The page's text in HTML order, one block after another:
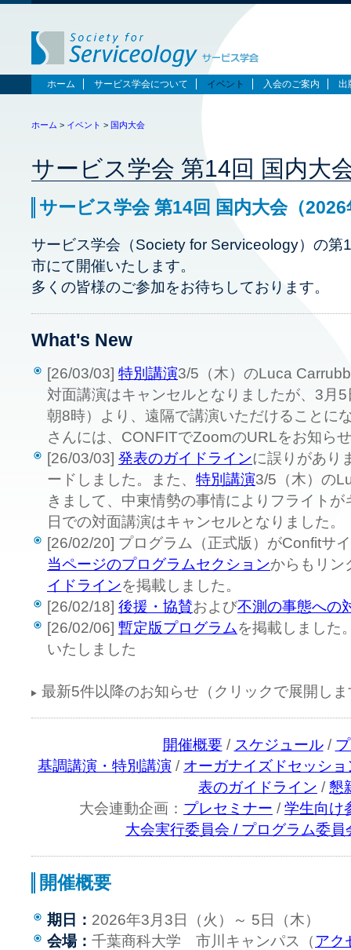
ホーム サービス学会について イベント 入会のご案内 出
ホーム > イベント > 国内大会
サービス学会 第14回 国内大
サービス学会 第14回 国内大会（
サービス学会（Society for Serviceology）の第
市にて開催いたします。
多くの皆様のご参加をお待ちしております。
What's New
[26/03/03] 特別講演3/5（木）のLuca
対面講演はキャンセルとなりましたが、3月
朝8時）より、遠隔で講演いただけることに
さんには、CONFITでZoomのURLをお知ら
[26/03/03] 発表のガイドラインに誤りがあり
ードしました。また、 特別講演3/5（木）の
きまして、中東情勢の事情によりフライト
日での対面講演はキャンセルとなりました。
[26/02/20] プログラム（正式版）がConfitサ
当ページのプログラムセクションからもリン
イドラインを掲載しました。
[26/02/18] 後援・協賛および不測の事態への
[26/02/06] 暫定版プログラムを掲載しました
いたしました
最新5件以降のお知らせ（クリックで展開し
開催概要/ スケジュール/
基調講演・特別講演 / オーガナイズドセッショ
表のガイドライン / 懇
大会連動企画： プレセミナー / 学生向け
大会実行委員会 / プログラム委員
開催概要
期日： 2026年3月3日（火）～ 5日（木）
会場： 千葉商科大学 市川キャンパス（ アク